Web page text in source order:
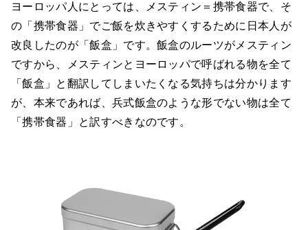
ヨーロッパ人にとっては、メスティン＝携帯食器で、そ
の「携帯食器」でご飯を炊きやすくするために日本人が
改良したのが「飯盒」です。飯盒のルーツがメスティン
ですから、メスティンとヨーロッパで呼ばれる物を全て
「飯盒」と翻訳してしまいたくなる気持ちは分かります
が、本来であれば、兵式飯盒のような形でない物は全て
「携帯食器」と訳すべきなのです。